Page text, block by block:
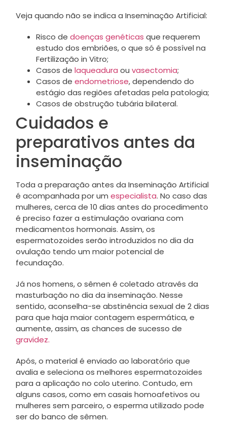
Veja quando não se indica a Inseminação Artificial:
Risco de doenças genéticas que requerem
estudo dos embriões, o que só é possível na
Fertilização in Vitro;
Casos de laqueadura ou vasectomia;
Casos de endometriose, dependendo do
estágio das regiões afetadas pela patologia;
Casos de obstrução tubária bilateral.
Cuidados e
preparativos antes da
inseminação
Toda a preparação antes da Inseminação Artificial
é acompanhada por um especialista. No caso das
mulheres, cerca de 10 dias antes do procedimento
é preciso fazer a estimulação ovariana com
medicamentos hormonais. Assim, os
espermatozoides serão introduzidos no dia da
ovulação tendo um maior potencial de
fecundação.
Já nos homens, o sêmen é coletado através da
masturbação no dia da inseminação. Nesse
sentido, aconselha-se abstinência sexual de 2 dias
para que haja maior contagem espermática, e
aumente, assim, as chances de sucesso de
gravidez.
Após, o material é enviado ao laboratório que
avalia e seleciona os melhores espermatozoides
para a aplicação no colo uterino. Contudo, em
alguns casos, como em casais homoafetivos ou
mulheres sem parceiro, o esperma utilizado pode
ser do banco de sêmen.